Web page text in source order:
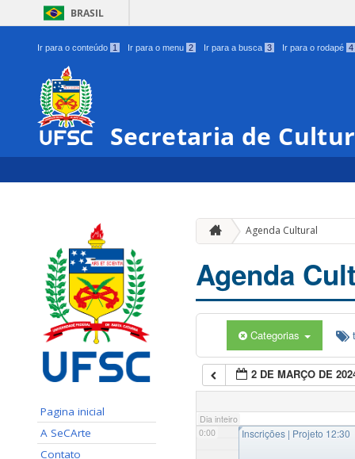
BRASIL
Ir para o conteúdo 1 Ir para o menu 2 Ir para a busca 3 Ir para o rodapé 4
Secretaria de
Pagina inicial
A SeCArte
Contato
Agenda Cultural
Agenda
Categorias
2 DE MARÇO DE
Dia inteiro
0:00
◤Inscrições | Projeto 12:30